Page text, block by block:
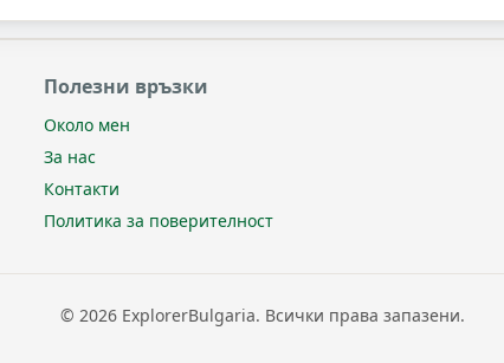
Полезни връзки
Около мен
За нас
Контакти
Политика за поверителност
© 2026 ExplorerBulgaria. Всички права запазени.